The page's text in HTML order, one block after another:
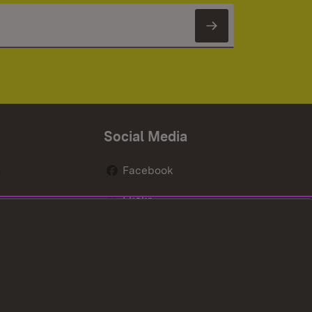
Newsletter
Social Media
Facebook
Flickr